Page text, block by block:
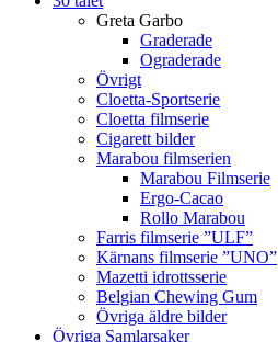
Greta Garbo
Graderade
Ograderade
Övrigt
Cloetta-Sportserie
Cloetta filmserie
Cigarett bilder
Marabou filmserien
Marabou Filmserie
Ergo-Cacao
Rollo Marabou
Farris filmserie ”ULF”
Kärnans filmserie ”UNO”
Mazetti idrottsserie
Belgian Chewing Gum
Övriga äldre bilder
Övriga Samlarsaker